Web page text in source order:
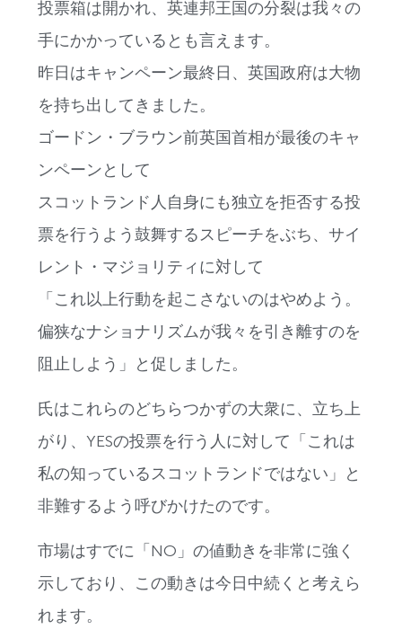
投票箱は開かれ、英連邦王国の分裂は我々の
手にかかっているとも言えます。
昨日はキャンペーン最終日、英国政府は大物
を持ち出してきました。
ゴードン・ブラウン前英国首相が最後のキャ
ンペーンとして
スコットランド人自身にも独立を拒否する投
票を行うよう鼓舞するスピーチをぶち、サイ
レント・マジョリティに対して
「これ以上行動を起こさないのはやめよう。
偏狭なナショナリズムが我々を引き離すのを
阻止しよう」と促しました。
氏はこれらのどちらつかずの大衆に、立ち上
がり、YESの投票を行う人に対して「これは
私の知っているスコットランドではない」と
非難するよう呼びかけたのです。
市場はすでに「NO」の値動きを非常に強く
示しており、この動きは今日中続くと考えら
れます。